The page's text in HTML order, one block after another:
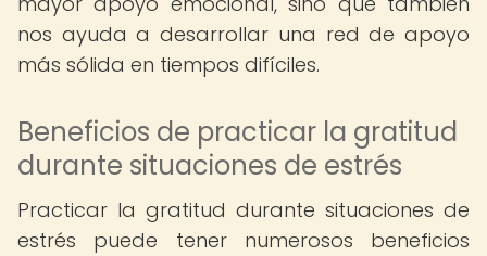
nos ayuda a desarrollar una red de apoyo
más sólida en tiempos difíciles.
Beneficios de practicar la gratitud
durante situaciones de estrés
Practicar la gratitud durante situaciones de
estrés puede tener numerosos beneficios